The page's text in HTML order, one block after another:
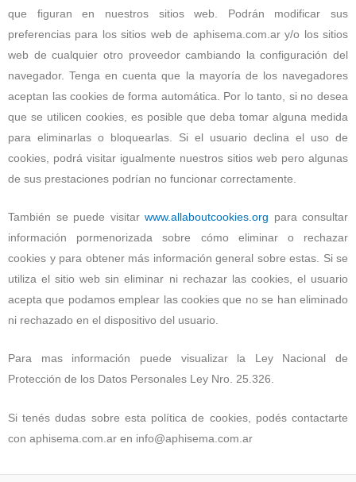
que figuran en nuestros sitios web. Podrán modificar sus
preferencias para los sitios web de aphisema.com.ar y/o los sitios
web de cualquier otro proveedor cambiando la configuración del
navegador. Tenga en cuenta que la mayoría de los navegadores
aceptan las cookies de forma automática. Por lo tanto, si no desea
que se utilicen cookies, es posible que deba tomar alguna medida
para eliminarlas o bloquearlas. Si el usuario declina el uso de
cookies, podrá visitar igualmente nuestros sitios web pero algunas
de sus prestaciones podrían no funcionar correctamente.
También se puede visitar www.allaboutcookies.org para consultar
información pormenorizada sobre cómo eliminar o rechazar
cookies y para obtener más información general sobre estas. Si se
utiliza el sitio web sin eliminar ni rechazar las cookies, el usuario
acepta que podamos emplear las cookies que no se han eliminado
ni rechazado en el dispositivo del usuario.
Para mas información puede visualizar la Ley Nacional de
Protección de los Datos Personales Ley Nro. 25.326.
Si tenés dudas sobre esta política de cookies, podés contactarte
con aphisema.com.ar en info@aphisema.com.ar